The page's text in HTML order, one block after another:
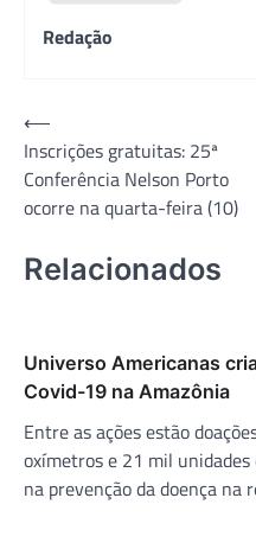
Redação
Navegação
de
Post
⟵
Inscrições gratuitas: 25ª
Conferência Nelson Porto
ocorre na quarta-feira (10)
Relacionados
Universo Americanas
Covid-19 na Amazônia
Entre as ações estão
oxímetros e 21 mil
na prevenção da doença na